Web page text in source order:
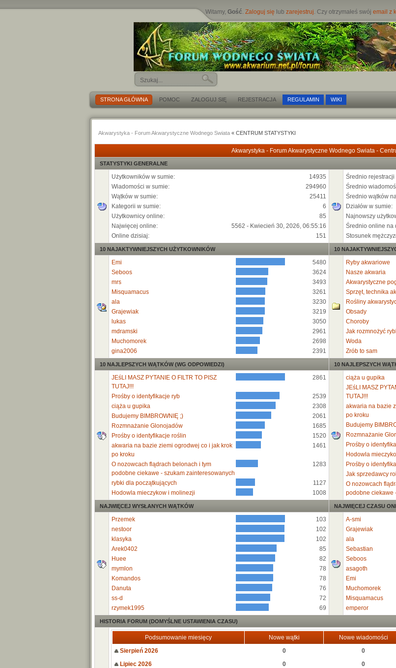
Witamy, Gość. Zaloguj się lub zarejestruj. Czy otrzymałeś swój email z
STRONA GŁÓWNA POMOC ZALOGUJ SIĘ REJESTRACJA REGULAMIN WIKI
Akwarystyka - Forum Akwarystyczne Wodnego Swiata « CENTRUM STATYSTYKI
Akwarystyka - Forum Akwarystyczne Wodnego Swiata -
STATYSTYKI GENERALNE
Użytkowników w sumie:
14935
Wiadomości w sumie:
294960
Wątków w sumie:
25411
Kategorii w sumie:
6
Użytkownicy online:
85
Najwięcej online:
5562 - Kwiecień 30, 2026, 06:55:16
Online dzisiaj:
151
Średnio rejestracji
Średnio
Średnio wątków
Działów w sumie:
Najnowszy
Średnio online na
Stosunek
10 NAJAKTYWNIEJSZYCH UŻYTKOWNIKÓW 10
Emi
5480
Seboos
3624
mrs
3493
Misquamacus
3261
ala
3230
Grajewiak
3219
lukas
3050
mdramski
2961
Muchomorek
2698
gina2006
2391
Ryby akwariowe
Nasze akwaria
Akwarystyczne
Sprzęt, technika
Rośliny
Obsady
Choroby
Jak rozmnożyć
Woda
Zrób to sam
10 NAJLEPSZYCH WĄTKÓW (WG ODPOWIEDZI) 10 NAJLEPSZYCH
JEśLI MASZ PYTANIE O FILTR TO PISZ
TUTAJ!!!
2861
Prośby o identyfikacje ryb
2539
ciąża u gupika
2308
Budujemy BIMBROWNIĘ ;)
2061
Rozmnażanie Glonojadów
1685
Prośby o identyfikacje roślin
1520
akwaria na bazie ziemi ogrodwej co i jak krok
po kroku
1461
O nozowcach flądrach belonach i tym
podobne ciekawe - szukam zainteresowanych
1283
rybki dla początkujących
1127
Hodowla mieczykow i molinezji
1008
ciąża u gupika
JEśLI MASZ
TUTAJ!!!
akwaria na bazie
po kroku
Budujemy
Rozmnażanie
Prośby o
Hodowla
Prośby o
Jak sprzedawcy
O nozowcach
podobne ciekawe
NAJWIĘCEJ WYSŁANYCH WĄTKÓW NAJWIĘCEJ CZASU
Przemek
103
nestoor
102
klasyka
102
Arek0402
85
Huee
82
mymlon
78
Komandos
78
Danuta
76
ss-d
72
rzymek1995
69
A-smi
Grajewiak
ala
Sebastian
Seboos
asagoth
Emi
Muchomorek
Misquamacus
emperor
HISTORIA FORUM (DOMYŚLNE USTAWIENIA CZASU)
Podsumowanie miesięcy Nowe wątki Nowe wiadomości
Sierpień 2026
0 0
Lipiec 2026
0 0